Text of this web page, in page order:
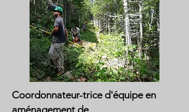
Coordonnateur-trice d'équipe en
aménagement de